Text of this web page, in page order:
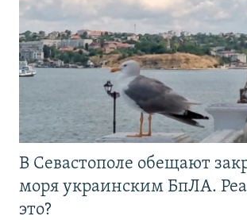
В Севастополе обещают
моря украинским БпЛА.
это?